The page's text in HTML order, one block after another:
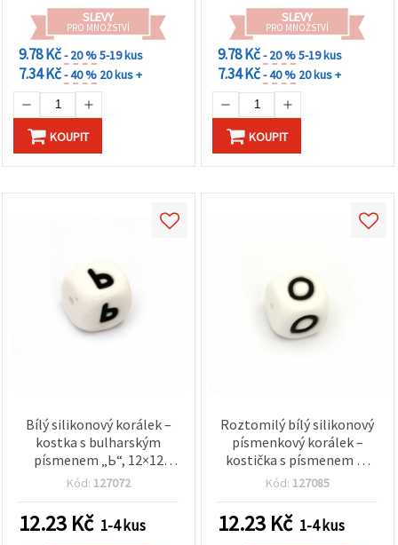
SLEVY
PRO MNOŽSTVÍ
9.78 Kč- 20 %5-19 kus
7.34 Kč- 40 % 20 kus +
KOUPIT
SLEVY
PRO MNOŽSTVÍ
9.78 Kč- 20 %5-19 kus
7.34 Kč- 40 % 20 kus +
KOUPIT
Bílý silikonový korálek –
kostka s bulharským
písmenem „Ь“, 12×12
mm, otvor 2,5 mm –
personalizované šperky a
DIY tvoření
Kód: 127072
12.23 Kč 1-4 kus
Roztomilý bílý silikonový
písmenkový korálek –
kostička s písmenem O,
12x12 mm, průvlek 2,5
personalizované šperky a
DIY tvoření
Kód: 127085
12.23 Kč 1-4 kus